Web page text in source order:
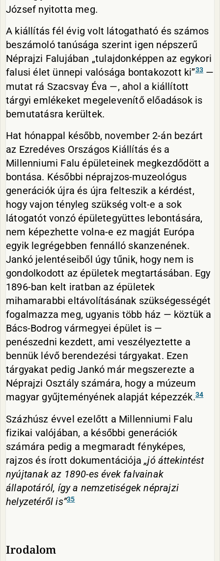
József nyitotta meg.
A kiállítás fél évig volt látogatható és számos
beszámoló tanúsága szerint igen népszerű
Néprajzi Falujában „tulajdonképpen az egykori
falusi élet ünnepi valósága bontakozott ki”33 —
mutat rá Szacsvay Éva —, ahol a kiállított
tárgyi emlékeket megelevenítő előadások is
bemutatásra kerültek.
Hat hónappal később, november 2-án bezárt
az Ezredéves Országos Kiállítás és a
Millenniumi Falu épületeinek megkezdődött a
bontása. Későbbi néprajzos-muzeológus
generációk újra és újra felteszik a kérdést,
hogy vajon tényleg szükség volt-e a sok
látogatót vonzó épületegyüttes lebontására,
nem képezhette volna-e ez magját Európa
egyik legrégebben fennálló skanzenének.
Jankó jelentéseiből úgy tűnik, hogy nem is
gondolkodott az épületek megtartásában. Egy
1896-ban kelt iratban az épületek
mihamarabbi eltávolításának szükségességét
fogalmazza meg, ugyanis több ház — köztük a
Bács-Bodrog vármegyei épület is —
penészedni kezdett, ami veszélyeztette a
bennük lévő berendezési tárgyakat. Ezen
tárgyakat pedig Jankó már megszerezte a
Néprajzi Osztály számára, hogy a múzeum
magyar gyűjteményének alapját képezzék.34
Százhúsz évvel ezelőtt a Millenniumi Falu
fizikai valójában, a későbbi generációk
számára pedig a megmaradt fényképes,
rajzos és írott dokumentációja„jó áttekintést
nyújtanak az 1890-es évek falvainak
állapotáról, így a nemzetiségek néprajzi
helyzetéről is”35
Irodalom